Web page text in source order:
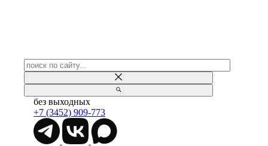
без выходных
+7 (3452) 909-773